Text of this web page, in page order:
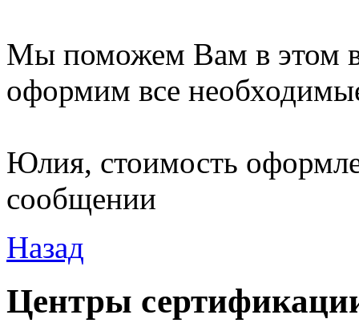
Мы поможем Вам в этом
оформим все
Юлия, стоимость
сообщении
Назад
Центры